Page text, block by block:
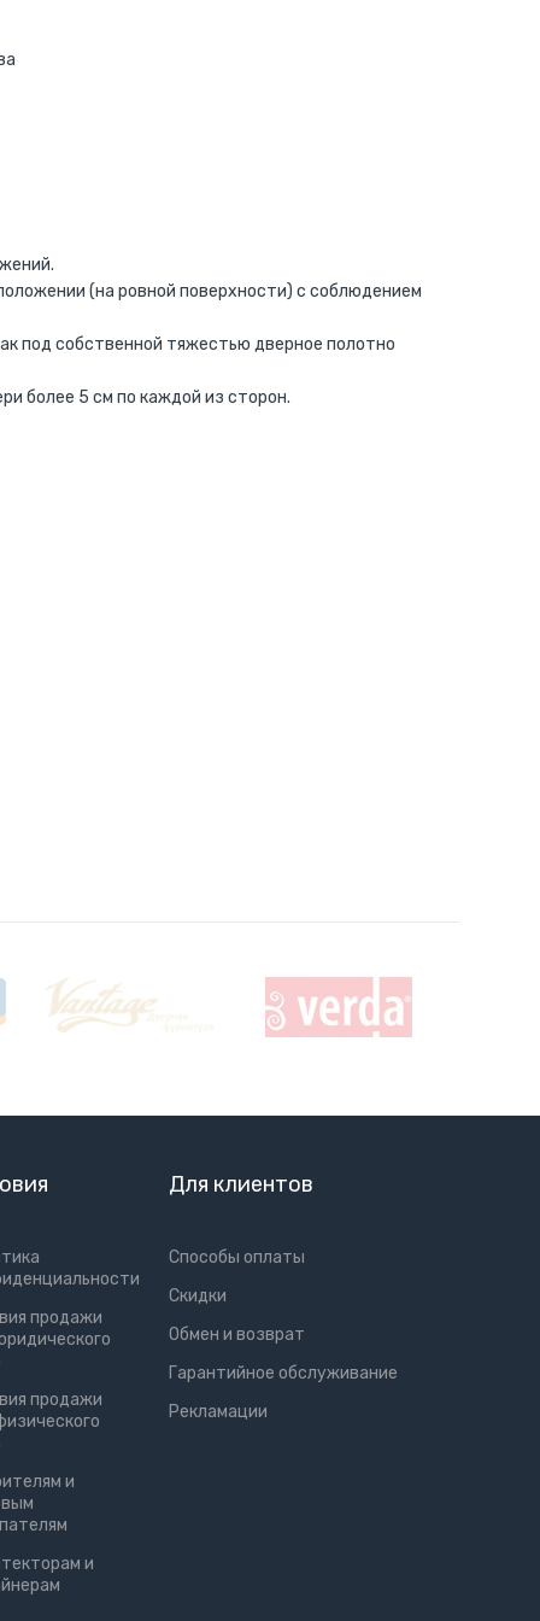
(на ровной поверхности) с соблюдением
под собственной тяжестью дверное полотно
более 5 см по каждой из сторон.
продажи
продажи
и
и
Для клиентов
Способы оплаты
Скидки
Обмен и возврат
Гарантийное обслуживание
Рекламации